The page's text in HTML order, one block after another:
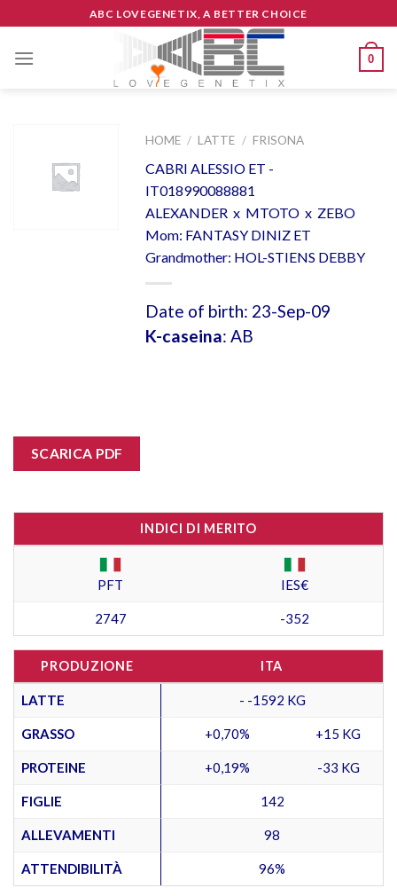
to
content
ABC LOVEGENETIX, A BETTER CHOICE
0
HOME / LATTE / FRISONA
CABRI ALESSIO ET -
IT018990088881
ALEXANDER x MTOTO x ZEBO
Mom: FANTASY DINIZ ET
Grandmother: HOL-STIENS DEBBY
Date of birth: 23-Sep-09
K-caseina: AB
SCARICA PDF
INDICI DI MERITO
PFT IES€
2747 -352
PRODUZIONE ITA
LATTE - -1592 KG
GRASSO +0,70% +15 KG
PROTEINE +0,19% -33 KG
FIGLIE 142
ALLEVAMENTI 98
ATTENDIBILITÀ 96%